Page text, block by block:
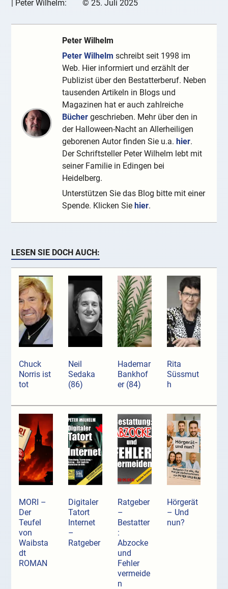
| Peter Wilhelm: © 25. Juli 2025
Peter Wilhelm
Peter Wilhelm schreibt seit 1998 im
Web. Hier informiert und erzählt der
Publizist über den Bestatterberuf. Neben
tausenden Artikeln in Blogs und
Magazinen hat er auch zahlreiche
Bücher geschrieben. Mehr über den in
der Halloween-Nacht an Allerheiligen
geborenen Autor finden Sie u.a.hier.
Der Schriftsteller Peter Wilhelm lebt mit
seiner Familie in Edingen bei
Heidelberg.
Unterstützen Sie das Blog bitte mit einer
Spende. Klicken Siehier.
LESEN SIE DOCH AUCH:
Chuck
Norris ist
tot
Neil
Sedaka
(86)
Hademar
Bankhof
er (84)
Rita
Süssmut
h
MORI –
Der
Teufel
von
Waibsta
dt
ROMAN
Digitaler
Tatort
Internet
–
Ratgeber
Ratgeber
–
Bestatter
:
Abzocke
und
Fehler
vermeide
n
Hörgerät
– Und
nun?